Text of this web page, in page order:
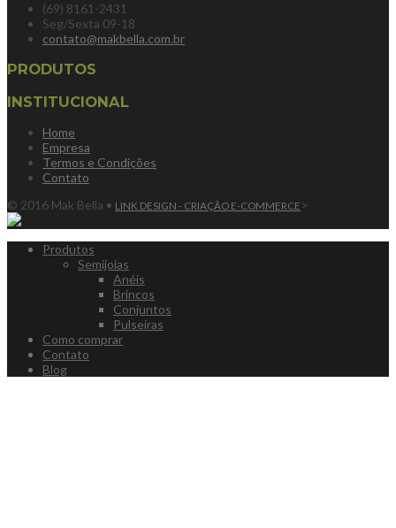
(69) 8161-2431
Seg/Sexta 09-18
contato@makbella.com.br
PRODUTOS
INSTITUCIONAL
Home
Empresa
Termos e Condições
Contato
© 2016 Mak Bella • LINK DESIGN - CRIAÇÃO E-COMMERCE >
Produtos
Semijoias
Anéis
Brincos
Conjuntos
Pulseiras
Como comprar
Contato
Blog